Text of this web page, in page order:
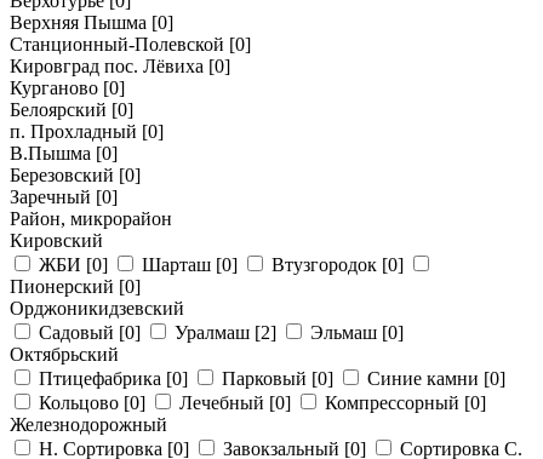
Верхняя Пышма [0]
Станционный-Полевской [0]
Кировград пос. Лёвиха [0]
Курганово [0]
Белоярский [0]
п. Прохладный [0]
В.Пышма [0]
Березовский [0]
Заречный [0]
Район, микрорайон
Кировский
ЖБИ [0] Шарташ [0] Втузгородок [0]
Пионерский [0]
Орджоникидзевский
Садовый [0] Уралмаш [2] Эльмаш [0]
Октябрьский
Птицефабрика [0] Парковый [0] Синие камни [0]
Кольцово [0] Лечебный [0] Компрессорный [0]
Железнодорожный
Н. Сортировка [0] Завокзальный [0]
Сортировка С.